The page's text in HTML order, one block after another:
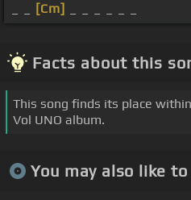
[Cm]
Facts about this
This song finds its place
Vol UNO album.
You may also like